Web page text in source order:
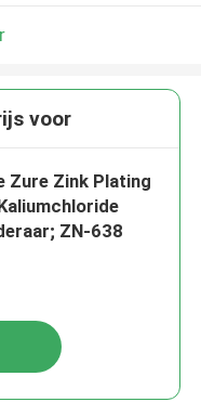
voor
Zure Zink Plating
ZN-638